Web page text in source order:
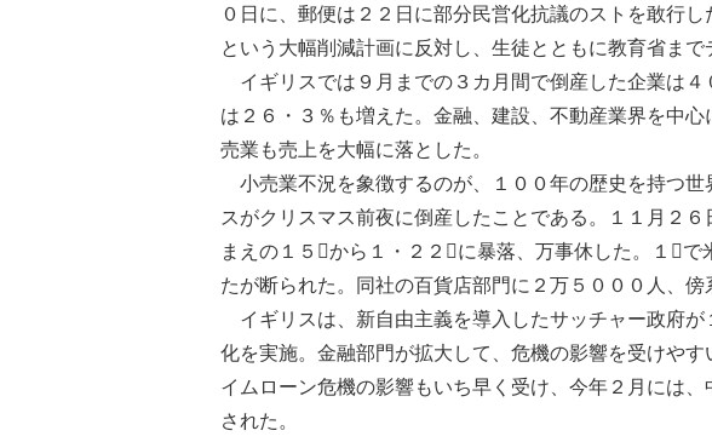
０日に、郵便は２２日に部分民営化抗議のストを敢行
という大幅削減計画に反対し、生徒とともに教育省まで
イギリスでは９月までの３カ月間で倒産した企業は４
は２６・３％も増えた。金融、建設、不動産業界を中
売業も売上を大幅に落とした。
小売業不況を象徴するのが、１００年の歴史を持つ世
スがクリスマス前夜に倒産したことである。１１月２
まえの１５から１・２２に暴落、万事休した。１で
たが断られた。同社の百貨店部門に２万５０００人、傍
イギリスは、新自由主義を導入したサッチャー政府が
化を実施。金融部門が拡大して、危機の影響を受けや
イムローン危機の影響もいち早く受け、今年２月には
された。